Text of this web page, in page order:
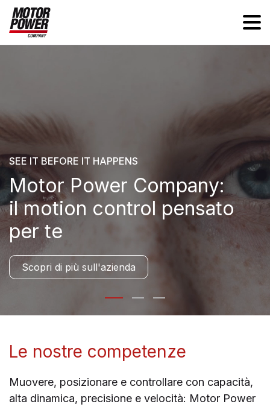
SEE IT BEFORE IT HAPPENS
Motor Power Company:
il motion control pensato
per te
Scopri di più sull'azienda
Le nostre competenze
Muovere, posizionare e controllare con capacità,
alta dinamica, precisione e velocità: Motor Power